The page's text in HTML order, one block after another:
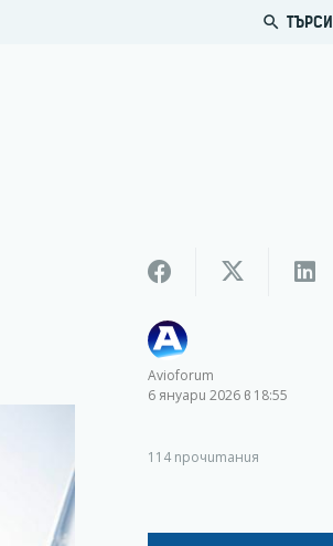
search ТЪРСИ
Avioforum
6 януари 2026 в 18:55
114 прочитания